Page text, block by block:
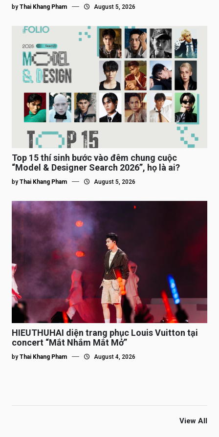
by Thai Khang Pham August 5, 2026
Top 15 thí sinh bước vào đêm chung cuộc
“Model & Designer Search 2026”, họ là ai?
by Thai Khang Pham August 5, 2026
HIEUTHUHAI diện trang phục Louis Vuitton tại
concert “Mắt Nhắm Mắt Mở”
by Thai Khang Pham August 4, 2026
View All